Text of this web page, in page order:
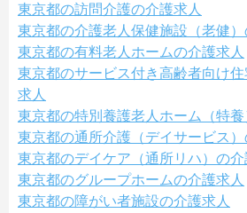
東京都の訪問介護の介護求人
東京都の介護老人保健施設（老健）
東京都の有料老人ホームの介護求人
東京都のサービス付き高齢者向け
求人
東京都の特別養護老人ホーム（特養
東京都の通所介護（デイサービス）
東京都のデイケア（通所リハ）の介
東京都のグループホームの介護求人
東京都の障がい者施設の介護求人